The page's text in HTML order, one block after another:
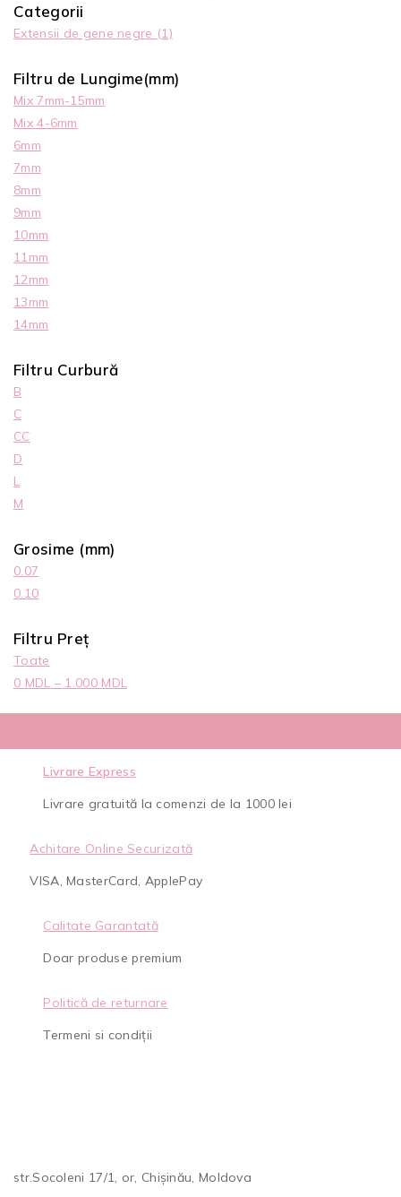
Categorii
Extensii de gene negre (1)
Filtru de Lungime(mm)
Mix 7mm-15mm
Mix 4-6mm
6mm
7mm
8mm
9mm
10mm
11mm
12mm
13mm
14mm
Filtru Curbură
B
C
CC
D
L
M
Grosime (mm)
0.07
0.10
Filtru Preț
Toate
0 MDL – 1.000 MDL
Livrare Express
Livrare gratuită la comenzi de la 1000 lei
Achitare Online Securizată
VISA, MasterCard, ApplePay
Calitate Garantată
Doar produse premium
Politică de returnare
Termeni si condiții
str.Socoleni 17/1, or, Chișinău, Moldova